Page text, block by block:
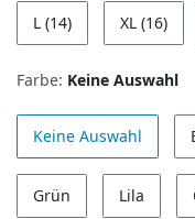
L (14) XL (16)
Farbe: Keine Auswahl
Keine Auswahl
Grün Lila